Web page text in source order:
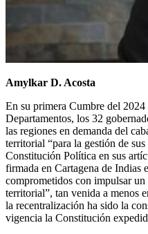
Amylkar D. Acosta
En su primera Cumbre del
Departamentos, los 32
las regiones en demanda del
territorial “para la gestión de
Constitución Política en sus
firmada en Cartagena de Indias
comprometidos con impulsar
territorial”, tan venida a menos
la recentralización ha sido la
vigencia la Constitución